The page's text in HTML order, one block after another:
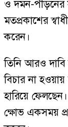
ও দমন-পীড়নের
মতপ্রকাশের
করেন।
তিনি আরও
বিচার না
হারিয়ে
ক্ষোভ একসময়